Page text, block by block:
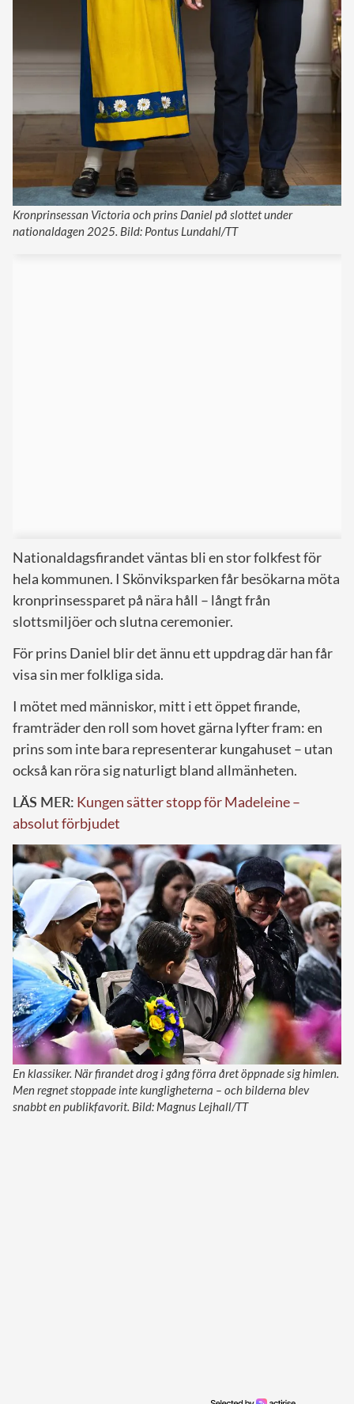
Kronprinsessan Victoria och prins Daniel på slottet under
nationaldagen 2025. Bild: Pontus Lundahl/TT
Nationaldagsfirandet väntas bli en stor folkfest för
hela kommunen. I Skönviksparken får besökarna möta
kronprinsessparet på nära håll – långt från
slottsmiljöer och slutna ceremonier.
För prins Daniel blir det ännu ett uppdrag där han får
visa sin mer folkliga sida.
I mötet med människor, mitt i ett öppet firande,
framträder den roll som hovet gärna lyfter fram: en
prins som inte bara representerar kungahuset – utan
också kan röra sig naturligt bland allmänheten.
LÄS MER: Kungen sätter stopp för Madeleine –
absolut förbjudet
En klassiker. När firandet drog i gång förra året öppnade sig himlen.
Men regnet stoppade inte kungligheterna – och bilderna blev
snabbt en publikfavorit. Bild: Magnus Lejhall/TT